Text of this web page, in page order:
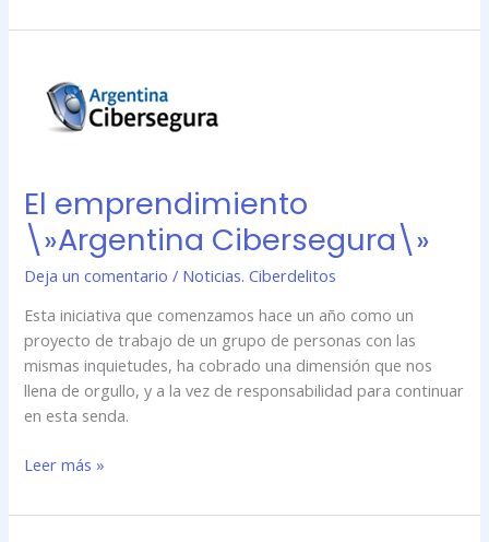
El emprendimiento
\»Argentina Cibersegura\»
Deja un comentario / Noticias. Ciberdelitos
Esta iniciativa que comenzamos hace un año como un
proyecto de trabajo de un grupo de personas con las
mismas inquietudes, ha cobrado una dimensión que nos
llena de orgullo, y a la vez de responsabilidad para continuar
en esta senda.
emprendimiento
\»Argentina
Leer más »